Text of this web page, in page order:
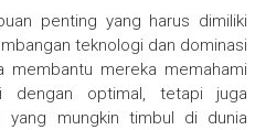
penting yang harus dimiliki
teknologi dan dominasi
membantu mereka memahami
dengan optimal, tetapi juga
yang mungkin timbul di dunia